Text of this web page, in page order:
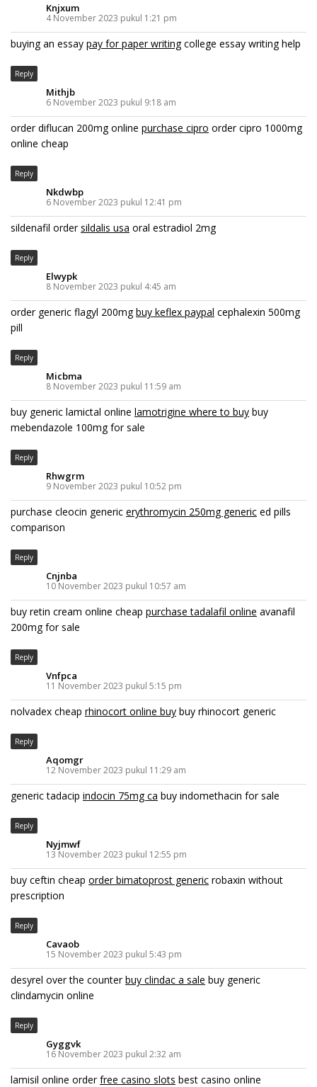
Knjxum
4 November 2023 pukul 1:21 pm
buying an essay pay for paper writingcollege essay writing help
Reply
Mithjb
6 November 2023 pukul 9:18 am
order diflucan 200mg online purchase cipro order cipro 1000mg
online cheap
Reply
Nkdwbp
6 November 2023 pukul 12:41 pm
sildenafil ordersildalis usa oral estradiol 2mg
Reply
Elwypk
8 November 2023 pukul 4:45 am
order generic flagyl 200mgbuy keflex paypal cephalexin 500mg
pill
Reply
Micbma
8 November 2023 pukul 11:59 am
buy generic lamictal online lamotrigine where to buy buy
mebendazole 100mg for sale
Reply
Rhwgrm
9 November 2023 pukul 10:52 pm
purchase cleocin generic erythromycin 250mg generic ed pills
comparison
Reply
Cnjnba
10 November 2023 pukul 10:57 am
buy retin cream online cheap purchase tadalafil online avanafil
200mg for sale
Reply
Vnfpca
11 November 2023 pukul 5:15 pm
nolvadex cheap rhinocort online buy buy rhinocort generic
Reply
Aqomgr
12 November 2023 pukul 11:29 am
generic tadacip indocin 75mg ca buy indomethacin for sale
Reply
Nyjmwf
13 November 2023 pukul 12:55 pm
buy ceftin cheap order bimatoprost generic robaxin without
prescription
Reply
Cavaob
15 November 2023 pukul 5:43 pm
desyrel over the counterbuy clindac a sale buy generic
clindamycin online
Reply
Gyggvk
16 November 2023 pukul 2:32 am
lamisil online orderfree casino slots best casino online